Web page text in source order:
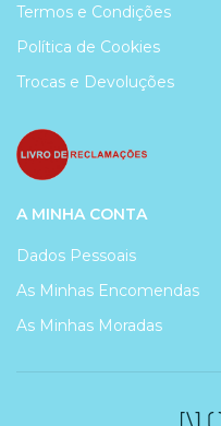
Termos e Condições
Política de Cookies
Trocas e Devoluções
A MINHA CONTA
Dados Pessoais
As Minhas Encomendas
As Minhas Moradas